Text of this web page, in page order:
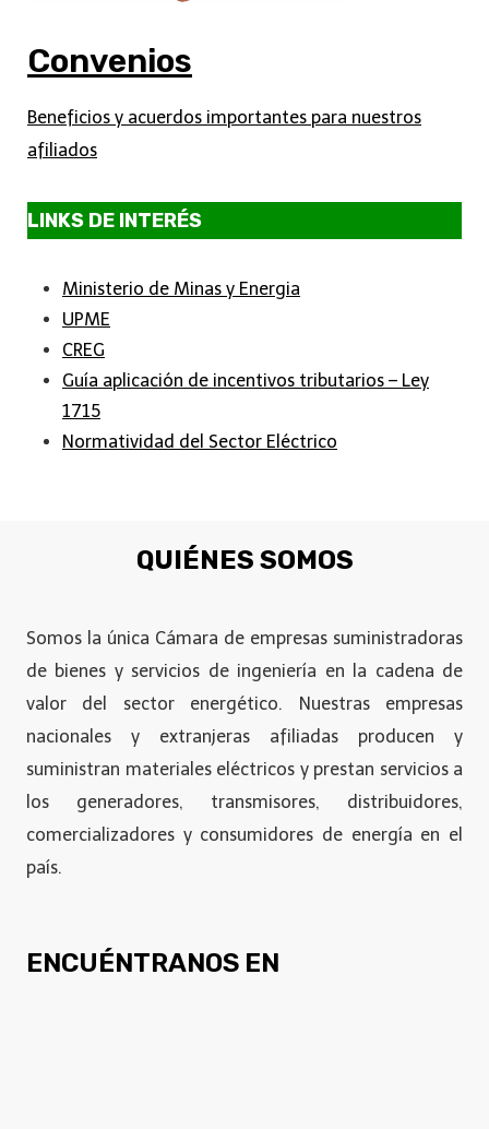
Convenios
Beneficios y acuerdos importantes para nuestros
afiliados
LINKS DE INTERÉS
Ministerio de Minas y Energia
UPME
CREG
Guía aplicación de incentivos tributarios – Ley
1715
Normatividad del Sector Eléctrico
QUIÉNES SOMOS
Somos la única Cámara de empresas suministradoras
de bienes y servicios de ingeniería en la cadena de
valor del sector energético. Nuestras empresas
nacionales y extranjeras afiliadas producen y
suministran materiales eléctricos y prestan servicios a
los generadores, transmisores, distribuidores,
comercializadores y consumidores de energía en el
país.
ENCUÉNTRANOS EN